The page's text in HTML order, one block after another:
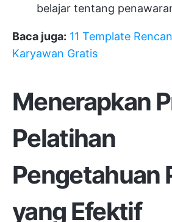
belajar tentang
Baca juga: 11 Template
Karyawan Gratis
Menerapkan
Pelatihan
Pengetahuan
yang Efektif